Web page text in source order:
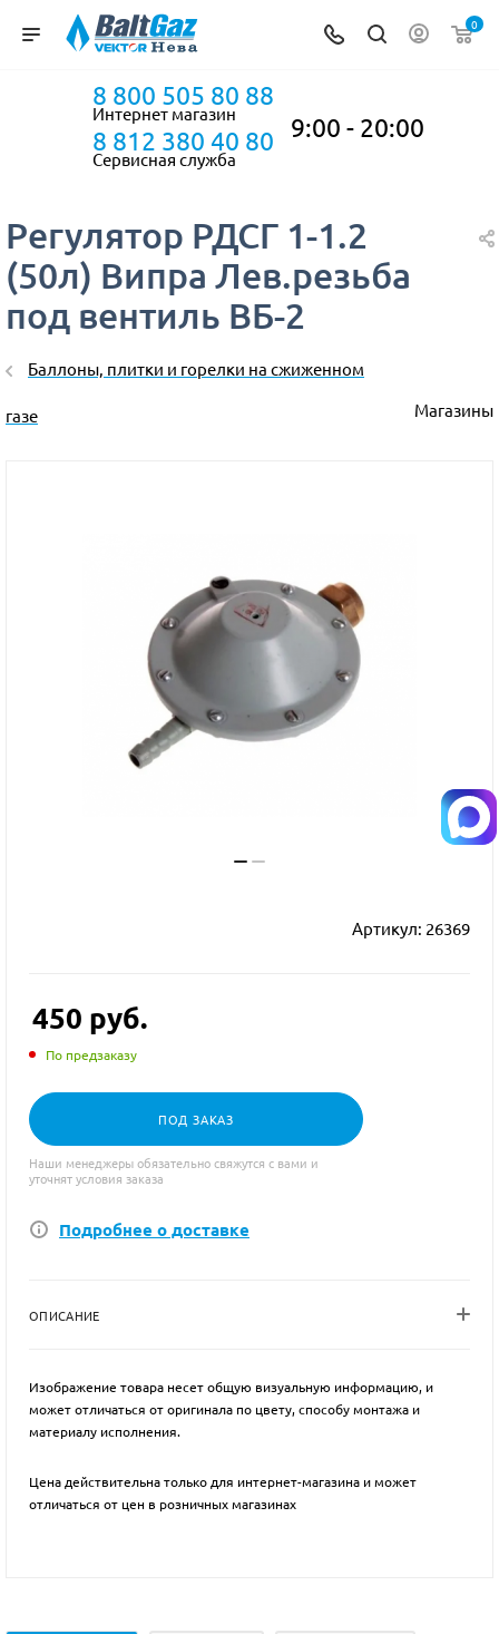
0
8 800 505 80 88
Интернет магазин
8 812 380 40 80
Сервисная служба
9:00 - 20:00
Регулятор РДСГ 1-1.2
(50л) Випра Лев.резьба
под вентиль ВБ-2
Баллоны, плитки и горелки на сжиженном
газе Магазины
Артикул: 26369
450 руб.
По предзаказу
ПОД ЗАКАЗ
Наши менеджеры обязательно свяжутся с вами и
уточнят условия заказа
Подробнее о доставке
ОПИСАНИЕ
Изображение товара несет общую визуальную информацию, и
может отличаться от оригинала по цвету, способу монтажа и
материалу исполнения.
Цена действительна только для интернет-магазина и может
отличаться от цен в розничных магазинах